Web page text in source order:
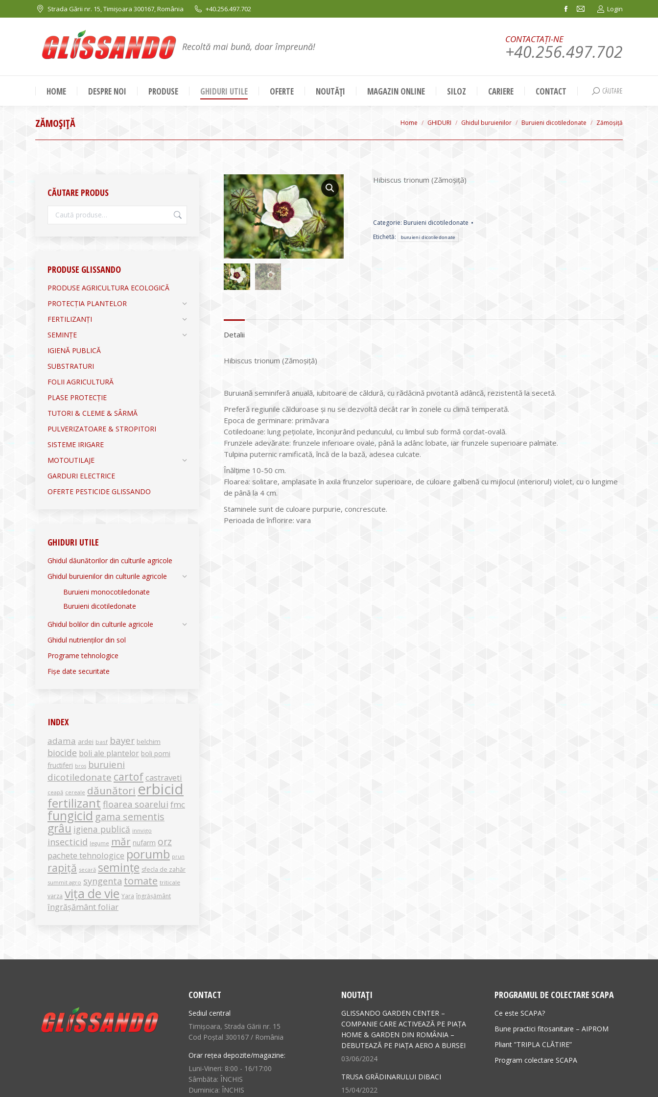
Strada Gării nr. 15, Timișoara 300167, România +40.256.497.702
Facebook
in
window
Mail
in
window
Login
Recoltă mai bună, doar împreună!
CONTACTAȚI-NE
+40.256.497.702
HOME DESPRE NOI PRODUSE GHIDURI UTILE OFERTE NOUTĂȚI MAGAZIN ONLINE SILOZ CARIERE CONTACT Search:
CĂUTARE
ZĂMOŞIŢĂ You are here:
Home GHIDURI Ghidul buruienilor Buruieni dicotiledonate Zămoşiţă
Hibiscus trionum (Zămoşiţă)
Categorie: Buruieni dicotiledonate
Etichetă:
buruieni dicotiledonate
Detalii
Hibiscus trionum (Zămoşiţă)
Buruiană seminiferă anuală, iubitoare de căldură, cu rădăcină pivotantă adâncă, rezistentă la secetă.
Preferă regiunile călduroase şi nu se dezvoltă decât rar în zonele cu climă temperată.
Epoca de germinare: primăvara
Cotiledoane: lung pețiolate, înconjurând pedunculul, cu limbul sub formă cordat-ovală.
Frunzele adevărate: frunzele inferioare ovale, până la adânc lobate, iar frunzele superioare palmate.
Tulpina puternic ramificată, încă de la bază, adesea culcate.
Înălţime 10-50 cm.
Floarea: solitare, amplasate în axila frunzelor superioare, de culoare galbenă cu mijlocul (interiorul) violet, cu o lungime
de până la 4 cm.
Staminele sunt de culoare purpurie, concrescute.
Perioada de înflorire: vara
CĂUTARE PRODUS
PRODUSE GLISSANDO
PRODUSE AGRICULTURA ECOLOGICĂ
PROTECȚIA PLANTELOR
FERTILIZANȚI
SEMINȚE
IGIENĂ PUBLICĂ
SUBSTRATURI
FOLII AGRICULTURĂ
PLASE PROTECȚIE
TUTORI & CLEME & SÂRMĂ
PULVERIZATOARE & STROPITORI
SISTEME IRIGARE
MOTOUTILAJE
GARDURI ELECTRICE
OFERTE PESTICIDE GLISSANDO
GHIDURI UTILE
Ghidul dăunătorilor din culturile agricole
Ghidul buruienilor din culturile agricole
Buruieni monocotiledonate
Buruieni dicotiledonate
Ghidul bolilor din culturile agricole
Ghidul nutrienților din sol
Programe tehnologice
Fișe date securitate
INDEX
adama ardei basf bayer belchim
biocide boli ale plantelor boli pomi
fructiferi bros buruieni
dicotiledonate cartof castraveti
ceapă cereale dăunători erbicid
fertilizant floarea soarelui fmc
fungicid gama sementis
grâu igiena publică innvigo
insecticid legume măr nufarm orz
pachete tehnologice porumb prun
rapiță secară semințe sfecla de zahăr
summit agro syngenta tomate triticale
varza vița de vie Yara îngrășământ
îngrășământ foliar
CONTACT
Sediul central
Timișoara, Strada Gării nr. 15
Cod Poștal 300167 / România
Orar rețea depozite/magazine:
Luni-Vineri: 8:00 - 16/17:00
Sâmbăta: ÎNCHIS
Duminica: ÎNCHIS
NOUTAȚI
GLISSANDO GARDEN CENTER –
COMPANIE CARE ACTIVEAZĂ PE PIAȚA
HOME & GARDEN DIN ROMÂNIA –
DEBUTEAZĂ PE PIAȚA AERO A BURSEI
03/06/2024
TRUSA GRĂDINARULUI DIBACI
15/04/2022
PROGRAMUL DE COLECTARE SCAPA
Ce este SCAPA?
Bune practici fitosanitare – AIPROM
Pliant ”TRIPLA CLĂTIRE”
Program colectare SCAPA